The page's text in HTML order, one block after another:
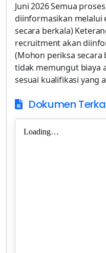
Juni 2026 Semua
diinformasikan melalui
secara berkala)
recruitment akan
(Mohon periksa
tidak memungut biaya
sesuai kualifikasi yang
Dokumen